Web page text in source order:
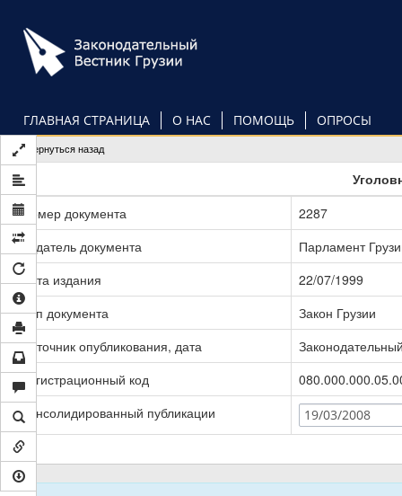
основному
содержанию
ГЛАВНАЯ СТРАНИЦА О НАС ПОМОЩЬ ОПРОСЫ
Вернуться назад
Номер документа
2287
Издатель документа
Парламент
Дата издания
22/07/1999
Тип документа
Закон Грузии
Источник опубликования, дата
Регистрационный код
Консолидированный публикации
19/03/2008